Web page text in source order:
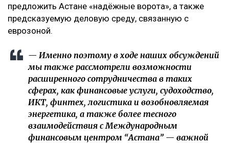
предложить Астане «надёжные ворота», а также
предсказуемую деловую среду, связанную с
еврозоной.
— Именно поэтому в ходе наших обсуждений
мы также рассмотрели возможности
расширенного сотрудничества в таких
сферах, как финансовые услуги, судоходство,
ИКТ, финтех, логистика и возобновляемая
энергетика, а также более тесного
взаимодействия с Международным
финансовым центром “Астана” — важной